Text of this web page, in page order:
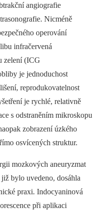
angiografie
Nicméně
operování
infračervená
zelení (ICG
je jednoduchost
reprodukovatelnost
je rychlé, relativně
s odstraněním mikroskopu
zobrazení úzkého
osvícených struktur.
mozkových aneuryzmat
bylo uvedeno, dosáhla
praxi. Indocyaninová
při aplikaci